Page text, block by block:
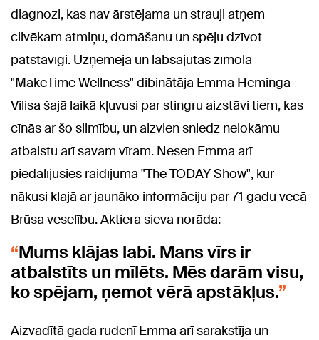
diagnozi, kas nav ārstējama un strauji atņem
cilvēkam atmiņu, domāšanu un spēju dzīvot
patstāvīgi. Uzņēmēja un labsajūtas zīmola
"MakeTime Wellness" dibinātāja Emma Heminga
Vilisa šajā laikā kļuvusi par stingru aizstāvi tiem, kas
cīnās ar šo slimību, un aizvien sniedz nelokāmu
atbalstu arī savam vīram. Nesen Emma arī
piedalījusies raidījumā "The TODAY Show", kur
nākusi klajā ar jaunāko informāciju par 71 gadu vecā
Brūsa veselību. Aktiera sieva norāda:
Mums klājas labi. Mans vīrs ir
atbalstīts un mīlēts. Mēs darām visu,
ko spējam, ņemot vērā apstākļus.
Aizvadītā gada rudenī Emma arī sarakstīja un